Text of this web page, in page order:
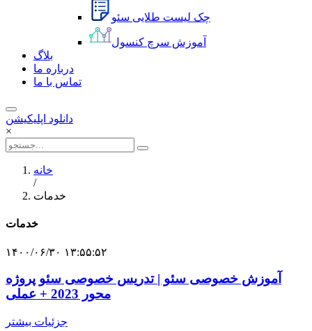
چک لیست طلایی سئو
آموزش سرچ کنسول
بلاگ
درباره ما
تماس با ما
دانلود اپلیکیشن
×
خانه
/
خدمات
خدمات
۱۴۰۰/۰۶/۳۰ ۱۳:۵۵:۵۲
آموزش خصوصی سئو | تدریس خصوصی سئو پروژه
محور 2023 + عملی
جزئیات بیشتر